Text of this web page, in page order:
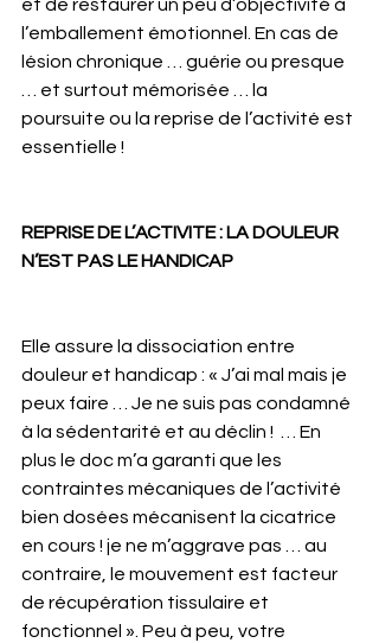
et de restaurer un peu d’objectivité à
l’emballement émotionnel. En cas de
lésion chronique … guérie ou presque
… et surtout mémorisée … la
poursuite ou la reprise de l’activité est
essentielle !
REPRISE DE L’ACTIVITE : LA DOULEUR
N’EST PAS LE HANDICAP
Elle assure la dissociation entre
douleur et handicap : « J’ai mal mais je
peux faire … Je ne suis pas condamné
à la sédentarité et au déclin !  … En
plus le doc m’a garanti que les
contraintes mécaniques de l’activité
bien dosées mécanisent la cicatrice
en cours ! je ne m’aggrave pas … au
contraire, le mouvement est facteur
de récupération tissulaire et
fonctionnel ». Peu à peu, votre